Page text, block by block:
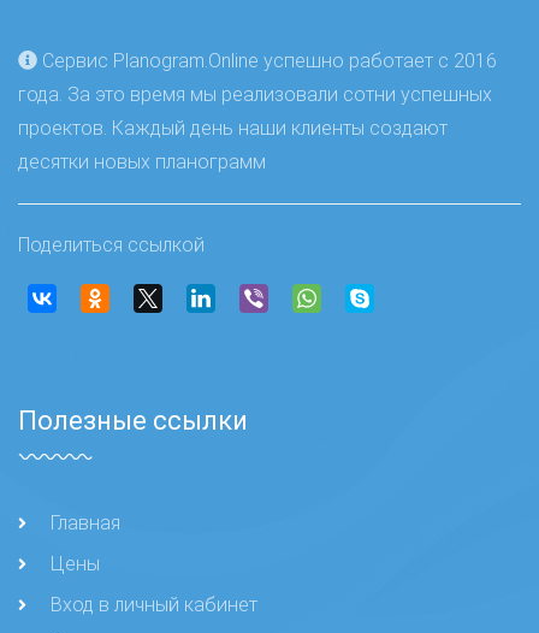
Сервис Planogram.Online успешно работает с 2016
года. За это время мы реализовали сотни успешных
проектов. Каждый день наши клиенты создают
десятки новых планограмм
Поделиться ссылкой
Полезные ссылки
Главная
Цены
Вход в личный кабинет